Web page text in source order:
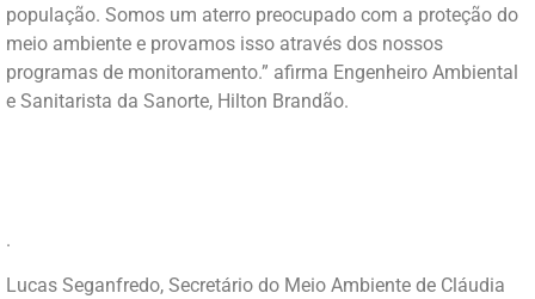
população. Somos um aterro preocupado com a proteção do
meio ambiente e provamos isso através dos nossos
programas de monitoramento.” afirma Engenheiro Ambiental
e Sanitarista da Sanorte, Hilton Brandão.
.
Lucas Seganfredo, Secretário do Meio Ambiente de Cláudia